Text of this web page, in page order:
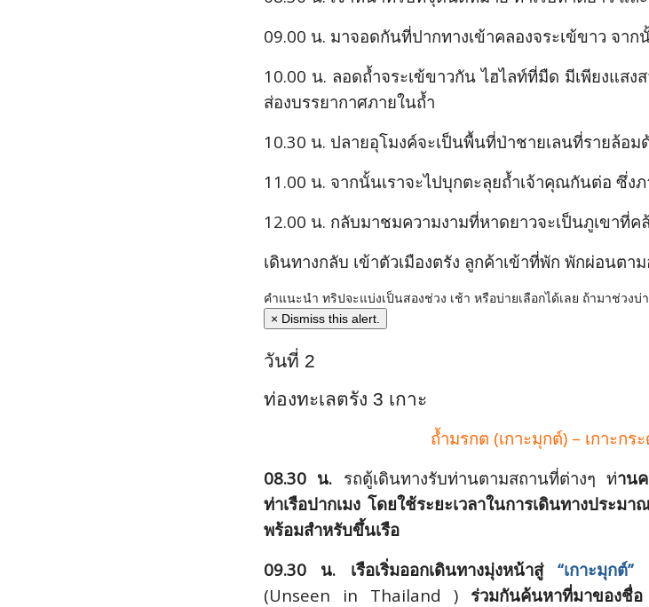
09.00 น. มาจอดกันที่ปากทางเข้าคลองจระเข้ขาว จา
10.00 น. ลอดถ้ำจระเข้ขาวกัน ไฮไลท์ที่มืด มีเพียงแสง
ส่องบรรยากาศภายในถ้ำ
10.30 น. ปลายอุโมงค์จะเป็นพื้นที่ป่าชายเลนที่รายล้อม
11.00 น. จากนั้นเราจะไปบุกตะลุยถ้ำเจ้าคุณกันต่อ ซึ่ง
12.00 น. กลับมาชมความงามที่หาดยาวจะเป็นภูเขาที่ค
เดินทางกลับ เข้าตัวเมืองตรัง ลูกค้าเข้าที่พัก พักผ่อนตา
คำแนะนำ ทริปจะแบ่งเป็นสองช่วง เช้า หรือบ่ายเลือกได้เลย ถ้ามาช่วง
× Dismiss this alert.
วันที่ 2
ท่องทะเลตรัง 3 เกาะ
ถ้ำมรกต (เกาะมุกต์) – เกาะกร
08.30 น. รถตู้เดินทางรับท่านตามสถานที่ต่างๆ ท่าน
ท่าเรือปากเมง โดยใช้ระยะเวลาในการเดินทางประมา
พร้อมสำหรับขึ้นเรือ
09.30 น. เรือเริ่มออกเดินทางมุ่งหน้าสู่ “เกาะมุกต์”
(Unseen in Thailand ) ร่วมกันค้นหาที่มาของชื่อ